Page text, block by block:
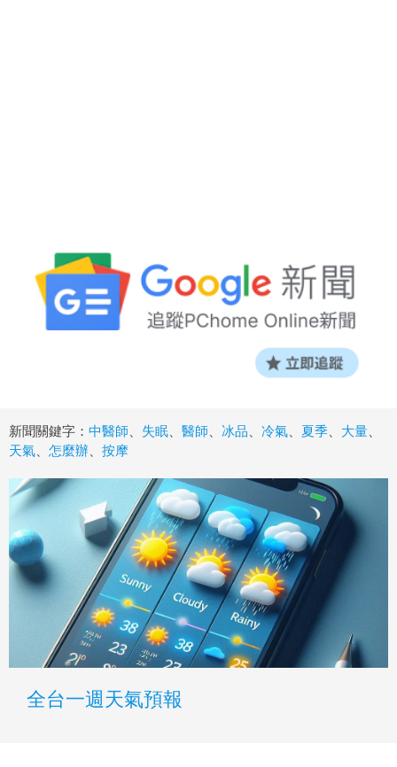
新聞關鍵字： 中醫師 失眠 醫師 冰品 冷氣 夏季 大量
天氣
怎麼辦 按摩
全台一週天氣預報